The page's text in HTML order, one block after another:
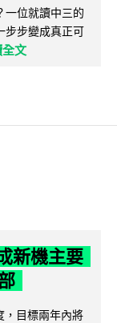
一位就讀中三的
步步變成真正可
文
新機主要
目標兩年內將